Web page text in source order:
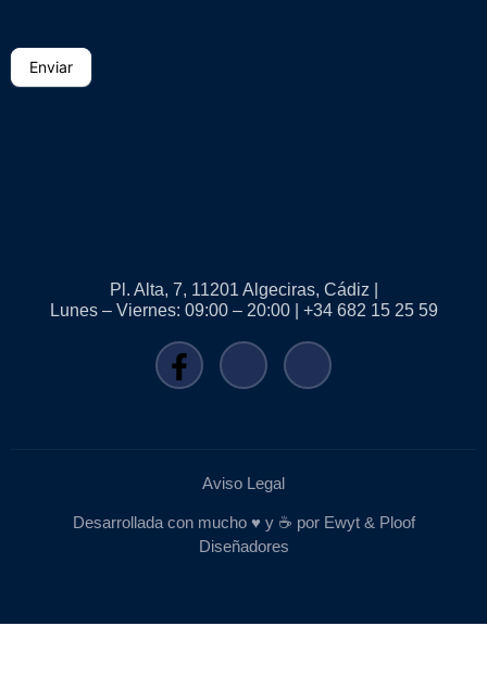
Enviar
Pl. Alta, 7, 11201 Algeciras, Cádiz |
Lunes – Viernes: 09:00 – 20:00 | +34 682 15 25 59
Aviso Legal
Desarrollada con mucho ♥️ y ☕ por Ewyt & Ploof
Diseñadores